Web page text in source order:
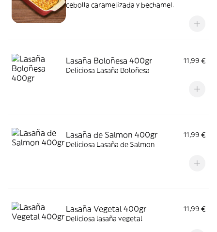
cebolla caramelizada y bechamel.
Lasaña Boloñesa 400gr
11,99 €
Deliciosa Lasaña Boloñesa
Lasaña de Salmon 400gr
11,99 €
Deliciosa Lasaña de Salmon
Lasaña Vegetal 400gr
11,99 €
Deliciosa lasaña vegetal